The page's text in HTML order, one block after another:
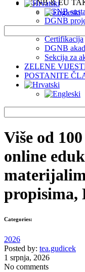
DGNB & EU
DGNB
DGNB
EU
Certifikacija
DGNB
Sekcija za
ZELENE
POSTANITE
Više od
online
propisima,
Categories:
2026
Posted by: tea.gudicek
1 srpnja, 2026
No comments